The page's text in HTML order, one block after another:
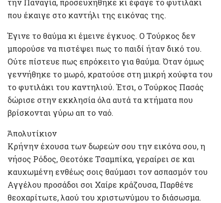
την Παναγία, προσευχήθηκε κι έφαγε το φυτιλάκι
που έκαιγε στο καντήλι της εικόνας της.
Έγινε το θαύμα κι έμεινε έγκυος. Ο Τούρκος δεν
μπορούσε να πιστέψει πως το παιδί ήταν δικό του.
Ούτε πίστευε πως επρόκειτο για θαύμα. Όταν όμως
γεννήθηκε το μωρό, κρατούσε στη μικρή χούφτα του
το φυτιλάκι του καντηλιού. Έτσι, ο Τούρκος Πασάς
δώρισε στην εκκλησία όλα αυτά τα κτήματα που
βρίσκονται γύρω απ το ναό.
Ἀπολυτίκιον
Κρήνην έχουσα των δωρεών σου την εικόνα σου, η
νήσος Ρόδος, Θεοτόκε Τσαμπίκα, γεραίρει σε και
καυχωμένη ενθέως σοις θαύμασι τον ασπασμόν του
Αγγέλου προσάδοι σοι Χαίρε κράζουσα, Παρθένε
θεοχαρίτωτε, λαού του χριστωνύμου το διάσωσμα.